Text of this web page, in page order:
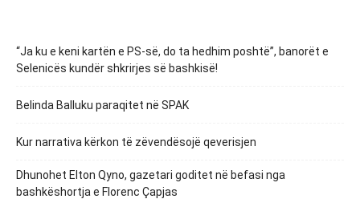
“Ja ku e keni kartën e PS-së, do ta hedhim poshtë”, banorët e
Selenicës kundër shkrirjes së bashkisë!
Belinda Balluku paraqitet në SPAK
Kur narrativa kërkon të zëvendësojë qeverisjen
Dhunohet Elton Qyno, gazetari goditet në befasi nga
bashkëshortja e Florenc Çapjas